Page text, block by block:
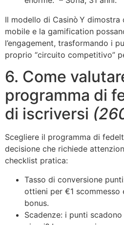
Il modello di Casinò Y dimostra
mobile e la gamification
l’engagement, trasformando i
proprio “circuito competitivo”
6. Come
programma di
di iscriversi
Scegliere il programma di
decisione che richiede
checklist pratica:
Tasso di conversione
ottieni per €1 scommesso
bonus.
Scadenze: i punti